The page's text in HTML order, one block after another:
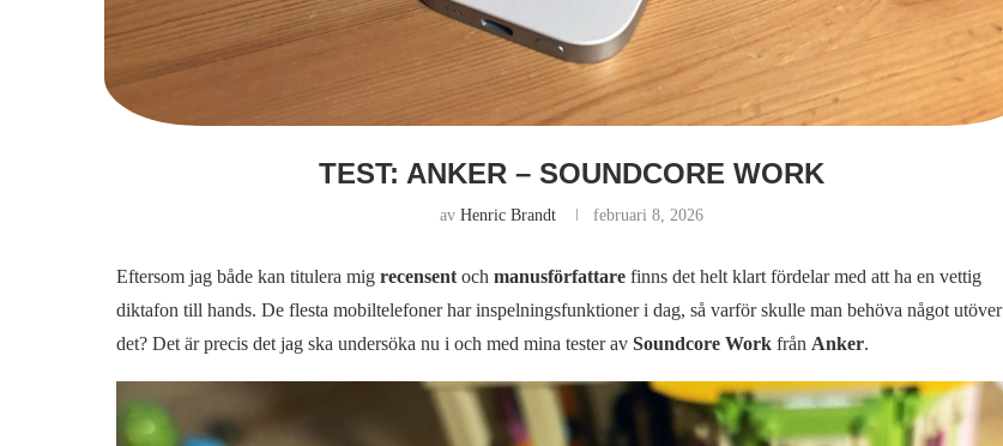
TEST: ANKER – SOUNDCORE WORK
av Henric Brandt februari 8, 2026
Eftersom jag både kan titulera mig recensentoch manusförfattarefinns det helt klart fördelar med att ha en vettig
diktafon till hands. De flesta mobiltelefoner har inspelningsfunktioner i dag, så varför skulle man behöva något utöver
det? Det är precis det jag ska undersöka nu i och med mina tester av Soundcore Workfrån Anker.